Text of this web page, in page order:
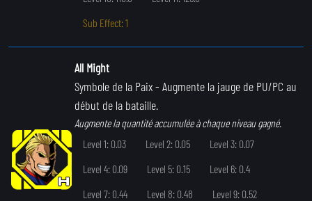
Sub Effect: 1
All Might
Symbole de la Paix- Augmente la jauge de PU/PC au
début de la bataille.
Augmente la quantité accumulée à chaque niveau gagné.
Level 1: 0.03
Level 2: 0.05
Level 3: 0.07
Level 4: 0.09
Level 5: 0.15
Level 6: 0.4
Level 7: 0.44
Level 8: 0.48
Level 9: 0.52